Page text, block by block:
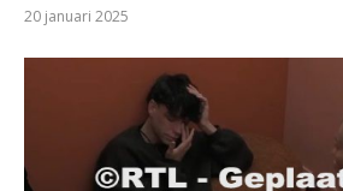
20 januari 2025